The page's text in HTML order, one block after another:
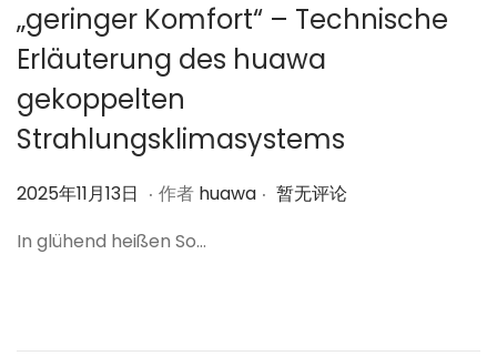
„geringer Komfort“ – Technische
Erläuterung des huawa
gekoppelten
Strahlungsklimasystems
作
2025年11月13日 2
2
. 作者 huawa . 暂无评论
In glühend heißen So…